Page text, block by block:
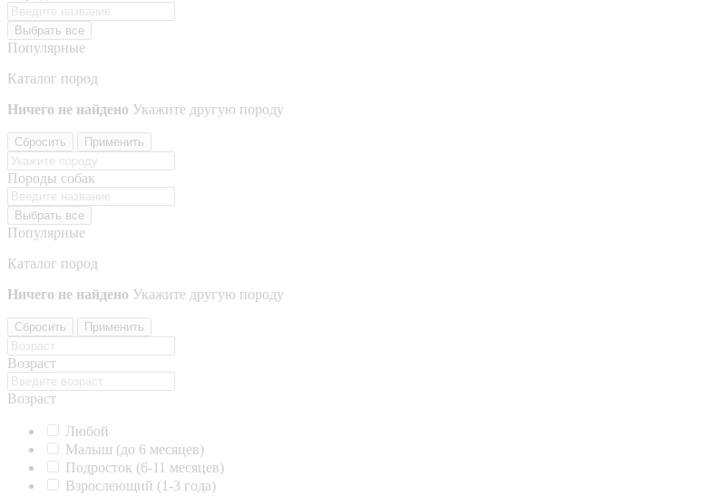
Выбрать все
Популярные
Каталог пород
Ничего не найдено Укажите другую породу
Сбросить Применить
Породы собак
Выбрать все
Популярные
Каталог пород
Ничего не найдено Укажите другую породу
Сбросить Применить
Возраст
Возраст
Любой
Малыш (до 6 месяцев)
Подросток (6-11 месяцев)
Взрослеющий (1-3 года)